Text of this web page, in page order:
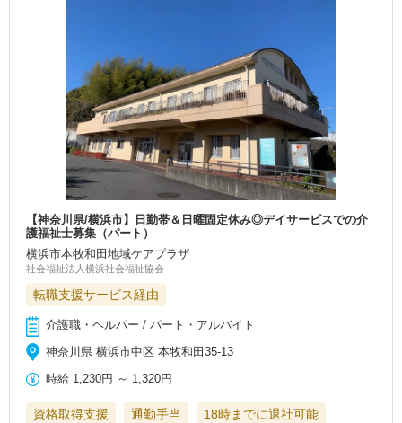
【神奈川県/横浜市】日勤帯＆日曜固定休み◎デイサービスでの介
護福祉士募集（パート）
横浜市本牧和田地域ケアプラザ
社会福祉法人横浜社会福祉協会
転職支援サービス経由
介護職・ヘルパー / パート・アルバイト
神奈川県 横浜市中区 本牧和田35-13
時給 1,230円 ～ 1,320円
資格取得支援 通勤手当 18時までに退社可能